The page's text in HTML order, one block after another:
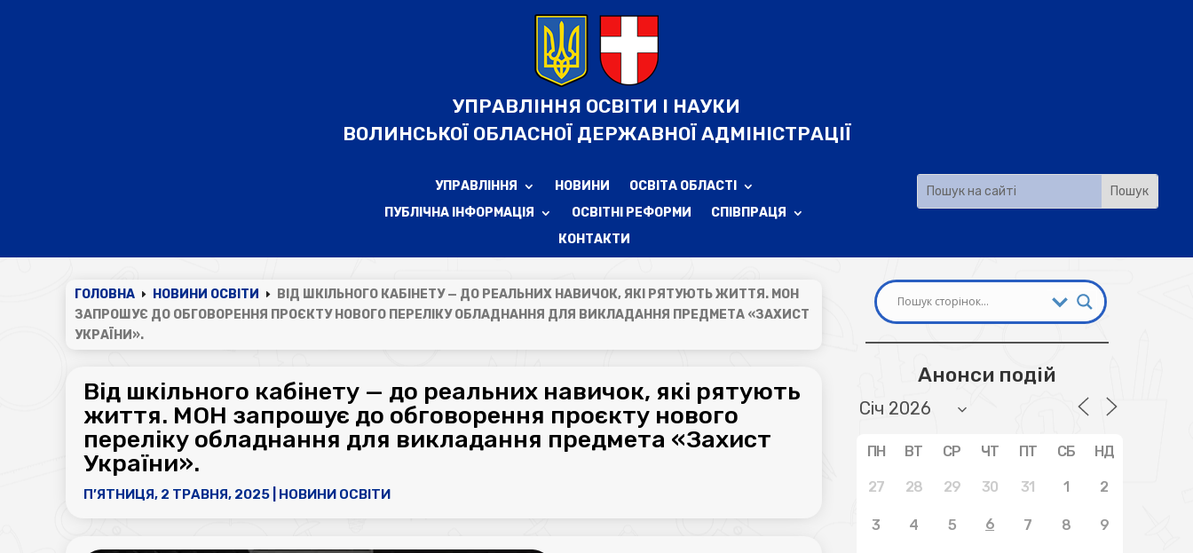
УПРАВЛІННЯ ОСВІТИ І НАУКИ
ВОЛИНСЬКОЇ ОБЛАСНОЇ ДЕРЖАВНОЇ АДМІНІСТРАЦІЇ
УПРАВЛІННЯ НОВИНИ
ОСВІТА ОБЛАСТІ
ПУБЛІЧНА ІНФОРМАЦІЯ
ОСВІТНІ РЕФОРМИ
СПІВПРАЦЯ
КОНТАКТИ
ГОЛОВНА E НОВИНИ ОСВІТИ E
ВІД ШКІЛЬНОГО КАБІНЕТУ — ДО РЕАЛЬНИХ НАВИЧОК, ЯКІ РЯТУЮТЬ ЖИТТЯ. МОН
ЗАПРОШУЄ ДО ОБГОВОРЕННЯ ПРОЄКТУ НОВОГО ПЕРЕЛІКУ ОБЛАДНАННЯ ДЛЯ ВИКЛАДАННЯ ПРЕДМЕТА «ЗАХИСТ
УКРАЇНИ».
Від шкільного кабінету — до реальних навичок, які рятують
життя. МОН запрошує до обговорення проєкту нового
переліку обладнання для викладання предмета «Захист
України».
П’ЯТНИЦЯ, 2 ТРАВНЯ, 2025 НОВИНИ ОСВІТИ
Анонси подій
ПН ВТ СР ЧТ ПТ СБ НД
27 28 29 30 31 1 2
3 4 5 6 7 8 9